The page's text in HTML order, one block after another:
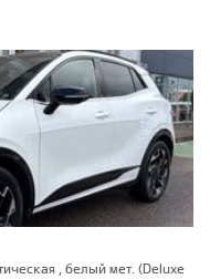
, белый мет. (Deluxe